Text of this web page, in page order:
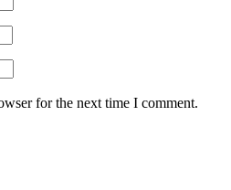
for the next time I comment.